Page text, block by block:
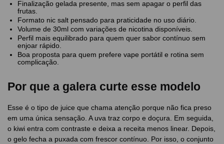
Finalização gelada presente, mas sem apagar o perfil das
frutas.
Formato nic salt pensado para praticidade no uso diário.
Volume de 30ml com variações de nicotina disponíveis.
Perfil mais equilibrado para quem quer sabor contínuo sem
enjoar rápido.
Boa proposta para quem prefere vape portátil e rotina sem
complicação.
Por que a galera curte esse modelo
Esse é o tipo de juice que chama atenção porque não fica preso
em uma única sensação. A uva traz corpo e doçura. Em seguida,
o kiwi entra com contraste e deixa a receita menos linear. Depois,
o gelo fecha a puxada com frescor contínuo. Por isso, o conjunto